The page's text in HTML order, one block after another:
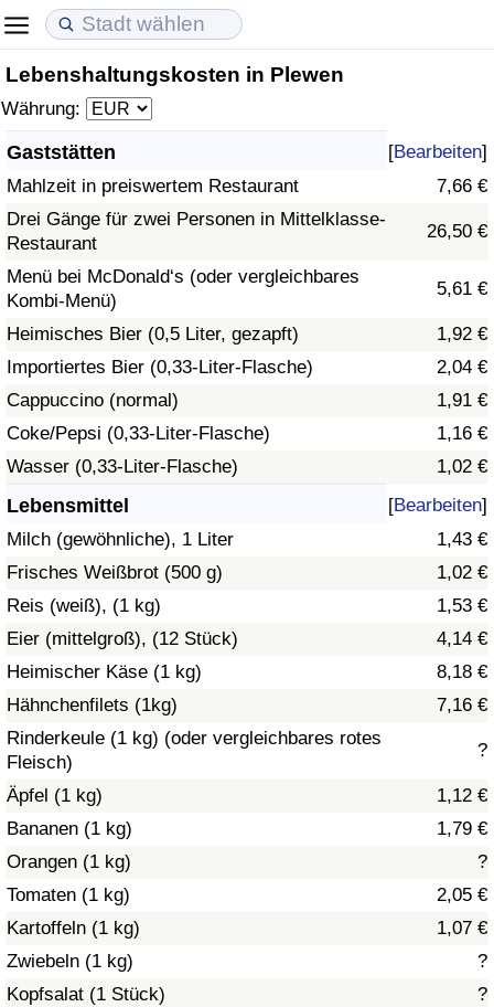
Lebenshaltungskosten in Plewen
Währung:
Gaststätten [Bearbeiten]
Mahlzeit in preiswertem Restaurant
7,66 €
Drei Gänge für zwei Personen in Mittelklasse-
Restaurant
26,50 €
Menü bei McDonald‘s (oder vergleichbares
Kombi-Menü)
5,61 €
Heimisches Bier (0,5 Liter, gezapft)
1,92 €
Importiertes Bier (0,33-Liter-Flasche)
2,04 €
Cappuccino (normal)
1,91 €
Coke/Pepsi (0,33-Liter-Flasche)
1,16 €
Wasser (0,33-Liter-Flasche)
1,02 €
Lebensmittel [Bearbeiten]
Milch (gewöhnliche), 1 Liter
1,43 €
Frisches Weißbrot (500 g)
1,02 €
Reis (weiß), (1 kg)
1,53 €
Eier (mittelgroß), (12 Stück)
4,14 €
Heimischer Käse (1 kg)
8,18 €
Hähnchenfilets (1kg)
7,16 €
Rinderkeule (1 kg) (oder vergleichbares rotes
Fleisch)
?
Äpfel (1 kg)
1,12 €
Bananen (1 kg)
1,79 €
Orangen (1 kg)
?
Tomaten (1 kg)
2,05 €
Kartoffeln (1 kg)
1,07 €
Zwiebeln (1 kg)
?
Kopfsalat (1 Stück)
?
Lebenshaltungskosten
Lebenshaltungskosten-Index (aktuell)
Lebenshaltungskosten-Index
Lebenshaltungskosten-Index nach Land
in Akaba
Immobilienpreise
Immobilienpreis-Index (aktuell)
Immobilienpreis-Index
Immobilienpreis-Index nach Land
Lebensqualität
Lebensqualität-Index
Lebensqualität-Index (aktuell)
Lebensqualitätsindex nach Land
Kriminalität
Kriminalitäts-Index (aktuell)
Kriminalitäts-Index
Kriminalitätsindex nach Land
Gesundheitsversorgung
Gesundheitsversorgungs-Index (aktuell)
Gesundheitsversorgungs-Index
Gesundheitsversorgungs-Index nach Land
Umweltverschmutzung
Verschmutzungsindex
Umweltverschmutzungs-Index nach Land
Verkehr